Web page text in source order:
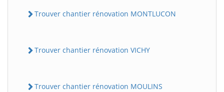
Trouver chantier rénovation MONTLUCON
Trouver chantier rénovation VICHY
Trouver chantier rénovation MOULINS